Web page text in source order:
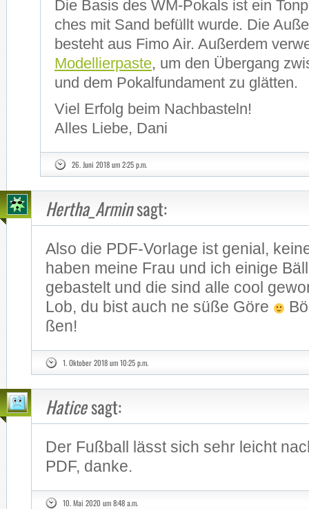
Die Ba­sis des WM-Pokals ist ein
ches mit Sand be­füllt wur­de. Die
be­steht aus Fimo Air. Au­ßer­dem
Mo­del­lier­pas­te, um den Über­gang
und dem Po­kal­fun­da­ment zu glät­ten.
Viel Er­folg beim Nach­bas­teln!
Al­les Lie­be, Dani
26. Juni 2018 um 2:25 p.m.
Hertha_Arminsagt:
Also die PDF-Vorlage ist ge­ni­al,
ha­ben mei­ne Frau und ich ei­ni­ge
ge­bas­telt und die sind alle cool
Lob, du bist auch ne süße Göre
ßen!
1. Oktober 2018 um 10:25 p.m.
Haticesagt:
Der Fuß­ball lässt sich sehr leicht
PDF, dan­ke.
10. Mai 2020 um 8:48 a.m.